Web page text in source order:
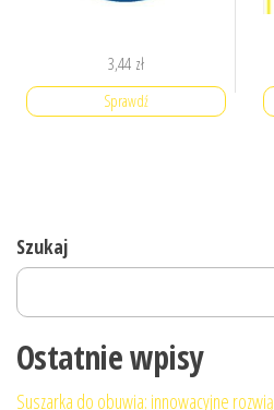
3,44 zł
Sprawdź
Szukaj
Ostatnie wpisy
Suszarka do obuwia: innowacyjne